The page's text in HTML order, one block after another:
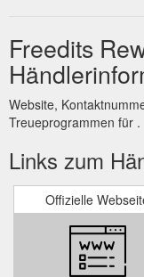
Freedits
Website,
Treueprogrammen für .
Links zum
Offizielle